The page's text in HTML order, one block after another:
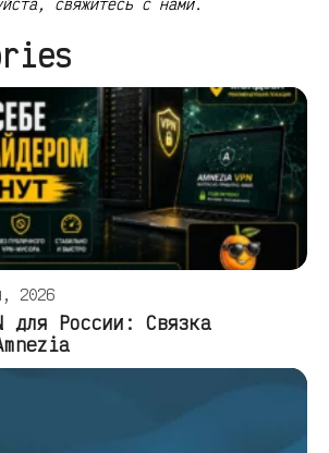
свяжитесь с нами.
2026
для России: Связка